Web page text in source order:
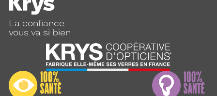
La confiance
vous va si bien